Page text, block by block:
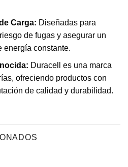
Carga: Diseñadas para
de fugas y asegurar un
energía constante.
Duracell es una marca
ofreciendo productos con
de calidad y durabilidad.